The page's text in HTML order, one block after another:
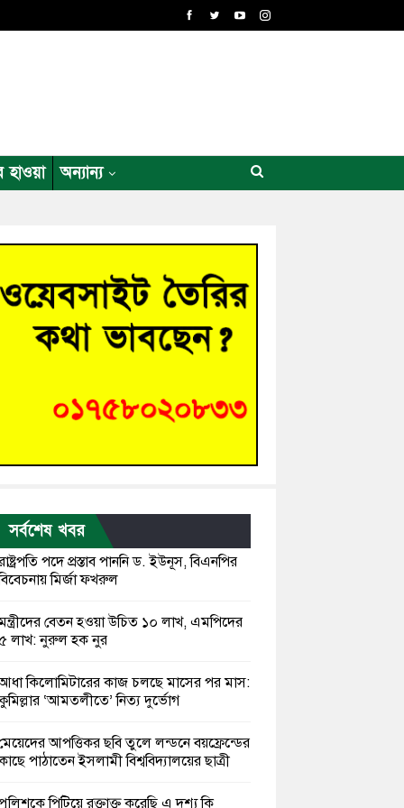
হাওয়া অন্যান্য
সর্বশেষ খবর
পদে প্রস্তাব পাননি ড. ইউনূস, বিএনপির
মির্জা ফখরুল
বেতন হওয়া উচিত ১০ লাখ, এমপিদের
লাখ: নুরুল হক নুর
কিলোমিটারের কাজ চলছে মাসের পর মাস:
‘আমতলীতে’ নিত্য দুর্ভোগ
আপত্তিকর ছবি তুলে লন্ডনে বয়ফ্রেন্ডের
পাঠাতেন ইসলামী বিশ্ববিদ্যালয়ের ছাত্রী
পিটিয়ে রক্তাক্ত করেছি এ দৃশ্য কি